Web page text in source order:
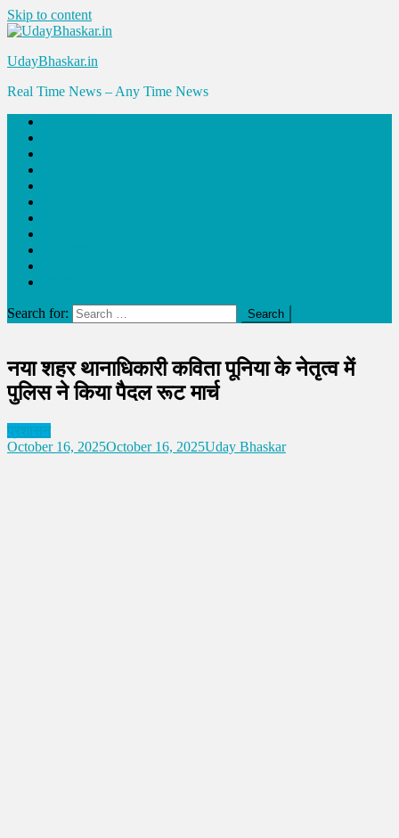
Skip to content
UdayBhaskar.in
Real Time News – Any Time News
Search for:
नया शहर थानाधिकारी कविता पूनिया के नेतृत्व में
पुलिस ने किया पैदल रूट मार्च
प्रशासन
October 16, 2025October 16, 2025Uday Bhaskar